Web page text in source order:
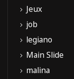
Jeux
job
legiano
Main Slide
malina